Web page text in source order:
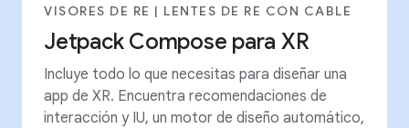
VISORES DE RE | LENTES DE RE CON CABLE
Jetpack Compose para XR
Incluye todo lo que necesitas para diseñar una
app de XR. Encuentra recomendaciones de
interacción y IU, un motor de diseño automático,